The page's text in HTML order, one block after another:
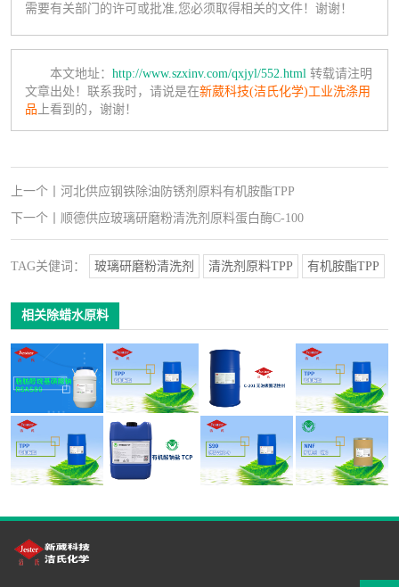
需要有关部门的许可或批准,您必须取得相关的文件！谢谢！
本文地址： http://www.szxinv.com/qxjyl/552.html 转载请注明
文章出处！联系我时，请说是在新葳科技(洁氏化学)工业洗涤用
品 上看到的，谢谢！
上一个
河北供应钢铁除油防锈剂原料有机胺酯TPP
下一个
顺德供应玻璃研磨粉清洗剂原料蛋白酶C-100
TAG关健词： 玻璃研磨粉清洗剂 清洗剂原料TPP 有机胺酯TPP
相关除蜡水原料
脂肪醇烷基磺酸
钠 RSAS80油污
清洗剂原料
昆山供应喷淋清
洗剂无泡原料有
机胺酯TPP
深圳供应常温喷
淋清洗剂无泡活
性剂C-201
供应洁氏化学手
机玻璃清洗剂原
料有机胺酯TPP
供应优质环保玻
璃清洗剂原料有
机胺酯TPP
供应铝材喷淋除
油清洗剂有机酸
钠盐TCP
供应仲醇AEO-9
油污清洗剂原料
供应除蜡除油清
洗剂添加剂扩散
剂NNF